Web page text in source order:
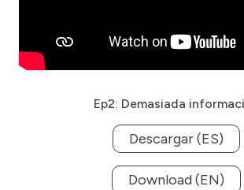
Ep2: Demasiada
Descargar (ES)
Download (EN)